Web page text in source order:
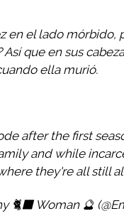
en el lado mórbido,
Así que en sus
ella murió.
after the first
and while
they're all still
🐈‍⬛ Woman 🔮